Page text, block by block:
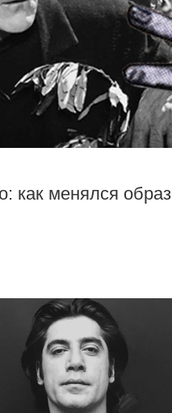
как менялся образ